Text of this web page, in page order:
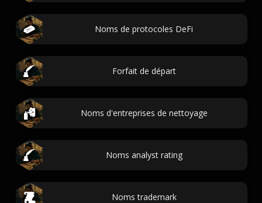
Noms de protocoles DeFi
Forfait de départ
Noms d'entreprises de nettoyage
Noms analyst rating
Noms trademark